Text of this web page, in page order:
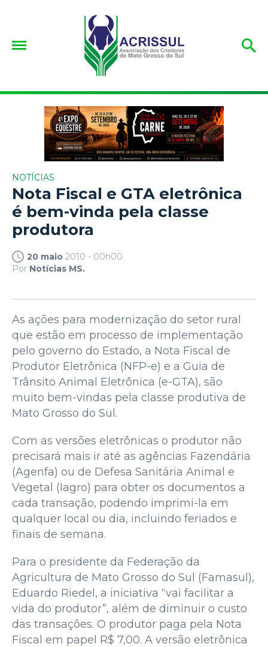
NOTÍCIAS
Nota Fiscal e GTA eletrônica
é bem-vinda pela classe
produtora
20 maio 2010 - 00h00
Por Notícias MS.
As ações para modernização do setor rural
que estão em processo de implementação
pelo governo do Estado, a Nota Fiscal de
Produtor Eletrônica (NFP-e) e a Guia de
Trânsito Animal Eletrônica (e-GTA), são
muito bem-vindas pela classe produtiva de
Mato Grosso do Sul.
Com as versões eletrônicas o produtor não
precisará mais ir até as agências Fazendária
(Agenfa) ou de Defesa Sanitária Animal e
Vegetal (Iagro) para obter os documentos a
cada transação, podendo imprimi-la em
qualquer local ou dia, incluindo feriados e
finais de semana.
Para o presidente da Federação da
Agricultura de Mato Grosso do Sul (Famasul),
Eduardo Riedel, a iniciativa “vai facilitar a
vida do produtor”, além de diminuir o custo
das transações. O produtor paga pela Nota
Fiscal em papel R$ 7,00. A versão eletrônica